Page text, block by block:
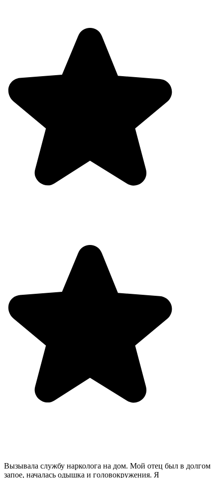
Вызывала службу нарколога на дом. Мой отец был в долгом
запое, началась одышка и головокружения. Я